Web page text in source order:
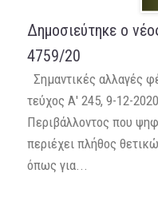
Δημοσιεύτηκε ο
4759/20
Σημαντικές αλλαγές
τεύχος Α' 245, 9-12-
Περιβάλλοντος που
περιέχει πλήθος
όπως για...